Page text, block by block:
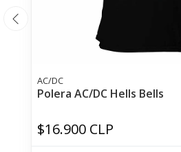
AC/DC
Polera AC/DC Hells Bells
$16.900 CLP